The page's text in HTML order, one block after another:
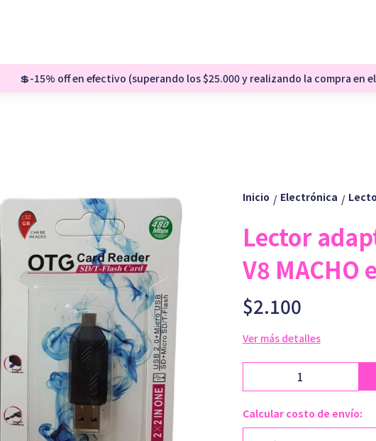
💲-15% off en efectivo (superando los $25.000 y realizando la compra en
Inicio / Electrónica /
Lector
V8 MACHO
$2.100
Ver más detalles
Calcular costo de envío: